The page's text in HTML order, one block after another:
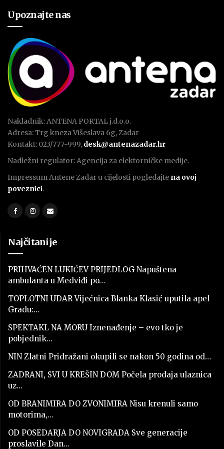
Upoznajte nas
Nakladnik: ANTENA PORTAL j.d.o.o.
Adresa: Trg kneza Višeslava 6g, Zadar
Kontakt: 023/777-999, desk@antenazadar.hr
Nadležni regulator: Agencija za elektorničke medije.
Impressum Antene Zadar u cijelosti pogledajte na ovoj
poveznici.
Najčitanije
PRIHVAĆEN LUKIĆEV PRIJEDLOG Napuštena
ambulanta u Medviđi po…
TOPLOTNI UDAR Vijećnica Blanka Klasić uputila apel
Gradu:…
SPEKTAKL NA MORU Iznenađenje – evo tko je
pobjednik…
NIN Zlatni Pridražani okupili se nakon 50 godina od…
ZADRANI, SVI U KREŠIN DOM Počela prodaja ulaznica
uz…
OD BRANIMIRA DO ZVONIMIRA Nisu krenuli samo
motorima,…
OD POSEDARJA DO NOVIGRADA Sve generacije
proslavile Dan…